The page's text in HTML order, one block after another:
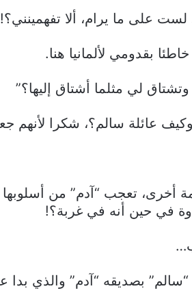
على ما يرام، ألا تفهمينني؟!
بقدومي لألمانيا هنا.
لي مثلما أشتاق إليها؟”
عائلة سالم؟، شكرا لأنهم
تعجب “آدم” من أسلوبها
في حين أنه في غربة؟!
بصديقه “آدم” والذي بدا